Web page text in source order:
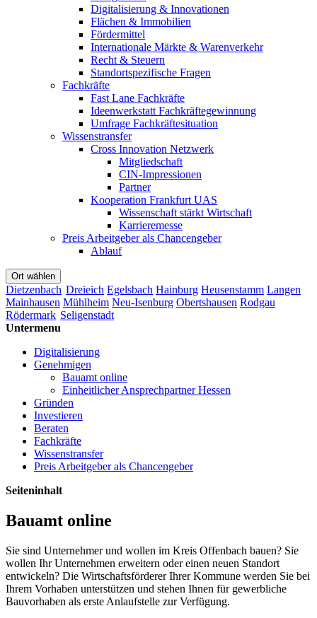
Digitalisierung & Innovationen
Flächen & Immobilien
Fördermittel
Internationale Märkte & Warenverkehr
Recht & Steuern
Standortspezifische Fragen
Fachkräfte
Fast Lane Fachkräfte
Ideenwerkstatt Fachkräftegewinnung
Umfrage Fachkräftesituation
Wissenstransfer
Cross Innovation Netzwerk
Mitgliedschaft
CIN-Impressionen
Partner
Kooperation Frankfurt UAS
Wissenschaft stärkt Wirtschaft
Karrieremesse
Preis Arbeitgeber als Chancengeber
Ablauf
Ort wählen
Dietzenbach Dreieich Egelsbach Hainburg Heusenstamm Langen
Mainhausen Mühlheim Neu-Isenburg Obertshausen Rodgau
Rödermark Seligenstadt
Untermenu
Digitalisierung
Genehmigen
Bauamt online
Einheitlicher Ansprechpartner Hessen
Gründen
Investieren
Beraten
Fachkräfte
Wissenstransfer
Preis Arbeitgeber als Chancengeber
Seiteninhalt
Bauamt online
Sie sind Unternehmer und wollen im Kreis Offenbach bauen? Sie
wollen Ihr Unternehmen erweitern oder einen neuen Standort
entwickeln? Die Wirtschaftsförderer Ihrer Kommune werden Sie bei
Ihrem Vorhaben unterstützen und stehen Ihnen für gewerbliche
Bauvorhaben als erste Anlaufstelle zur Verfügung.